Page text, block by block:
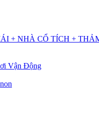
+ NHÀ CỔ TÍCH +
Vận Động